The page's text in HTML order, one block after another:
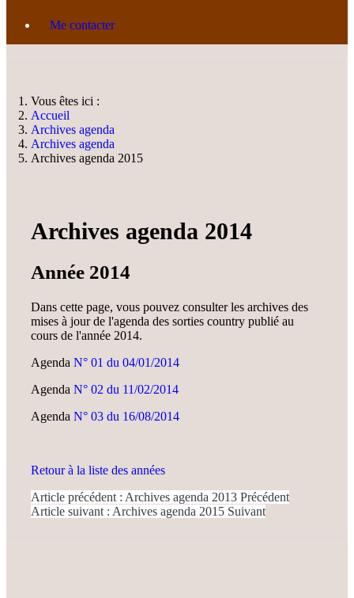
Me contacter
Vous êtes ici :
Accueil
Archives agenda
Archives agenda
Archives agenda 2015
Archives agenda 2014
Année 2014
Dans cette page, vous pouvez consulter les archives des
mises à jour de l'agenda des sorties country publié au
cours de l'année 2014.
Agenda N° 01 du 04/01/2014
Agenda N° 02 du 11/02/2014
Agenda N° 03 du 16/08/2014
Retour à la liste des années
Article précédent : Archives agenda 2013 Précédent
Article suivant : Archives agenda 2015 Suivant